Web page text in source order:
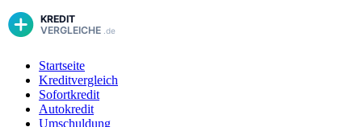
Startseite
Kreditvergleich
Sofortkredit
Autokredit
Umschuldung